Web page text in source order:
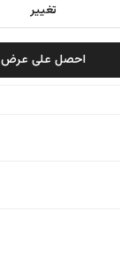
تغيير
احصل على عرض